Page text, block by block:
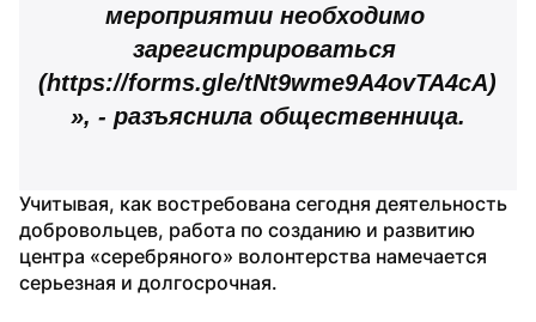
мероприятии необходимо
зарегистрироваться
(https://forms.gle/tNt9wme9A4ovTA4cA)
», - разъяснила общественница.
Учитывая, как востребована сегодня деятельность
добровольцев, работа по созданию и развитию
центра «серебряного» волонтерства намечается
серьезная и долгосрочная.